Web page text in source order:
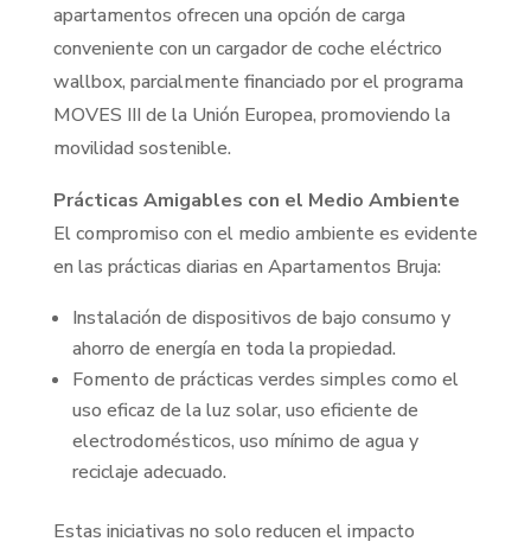
apartamentos ofrecen una opción de carga
conveniente con un cargador de coche eléctrico
wallbox, parcialmente financiado por el programa
MOVES III de la Unión Europea, promoviendo la
movilidad sostenible.
Prácticas Amigables con el Medio Ambiente
El compromiso con el medio ambiente es evidente
en las prácticas diarias en Apartamentos Bruja:
Instalación de dispositivos de bajo consumo y
ahorro de energía en toda la propiedad.
Fomento de prácticas verdes simples como el
uso eficaz de la luz solar, uso eficiente de
electrodomésticos, uso mínimo de agua y
reciclaje adecuado.
Estas iniciativas no solo reducen el impacto